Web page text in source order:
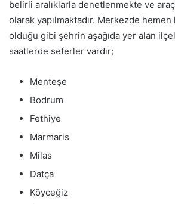
belirli aralıklarla denetlenmekte ve
olarak yapılmaktadır. Merkezde
olduğu gibi şehrin aşağıda yer alan
saatlerde seferler vardır;
Menteşe
Bodrum
Fethiye
Marmaris
Milas
Datça
Köyceğiz